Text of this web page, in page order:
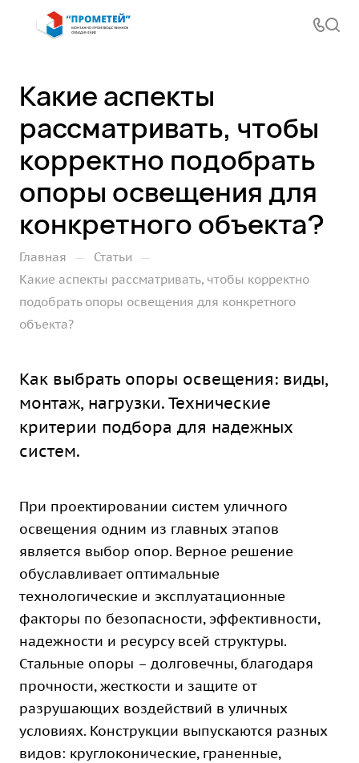
Какие аспекты
рассматривать, чтобы
корректно подобрать
опоры освещения для
конкретного объекта?
Главная — Статьи —
Какие аспекты рассматривать, чтобы корректно
подобрать опоры освещения для конкретного
объекта?
Как выбрать опоры освещения: виды,
монтаж, нагрузки. Технические
критерии подбора для надежных
систем.
При проектировании систем уличного
освещения одним из главных этапов
является выбор опор. Верное решение
обуславливает оптимальные
технологические и эксплуатационные
факторы по безопасности, эффективности,
надежности и ресурсу всей структуры.
Стальные опоры – долговечны, благодаря
прочности, жесткости и защите от
разрушающих воздействий в уличных
условиях. Конструкции выпускаются разных
видов: круглоконические, граненные,